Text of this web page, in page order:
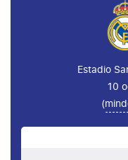
Estadio
10
(